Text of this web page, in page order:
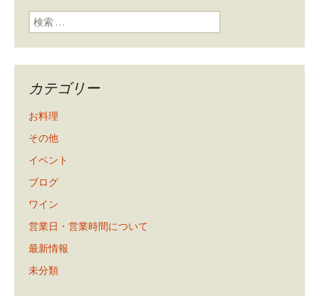
検索:
カテゴリー
お料理
その他
イベント
ブログ
ワイン
営業日・営業時間について
最新情報
未分類